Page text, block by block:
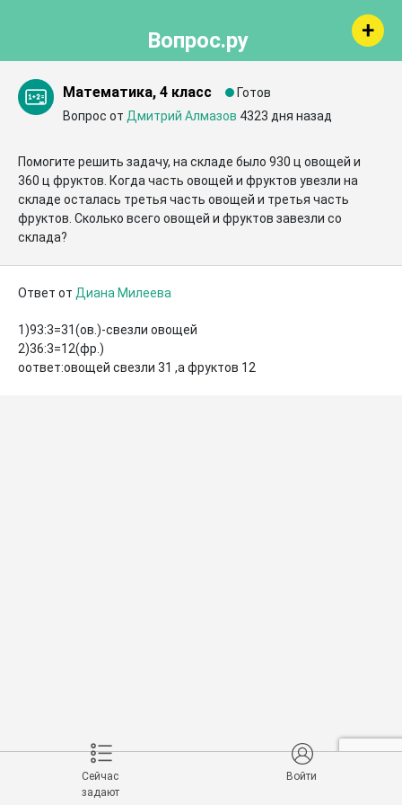
Вопрос.ру
Математика, 4 класс
Готов
Вопрос от Дмитрий Алмазов 4323 дня назад
Помогите решить задачу, на складе было 930 ц овощей и
360 ц фруктов. Когда часть овощей и фруктов увезли на
складе осталась третья часть овощей и третья часть
фруктов. Сколько всего овощей и фруктов завезли со
склада?
Ответ от Диана Милеева
1)93:3=31(ов.)-свезли овощей
2)36:3=12(фр.)
оответ:овощей свезли 31 ,а фруктов 12
Сейчас
задают
Войти